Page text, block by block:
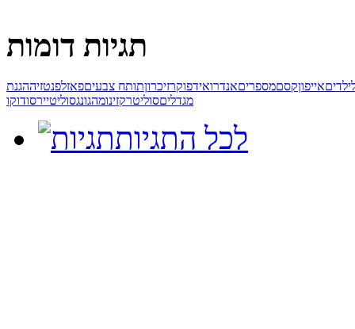
תגיות דומות
אייפוןקסםמספריםאנדרואידפוקרזיכרוןתותח צבעיםפאזלפנטזיההגנת
מגדליםסוליטרקזינומהגונגסוליטיירסודוקו
לכל התגיות